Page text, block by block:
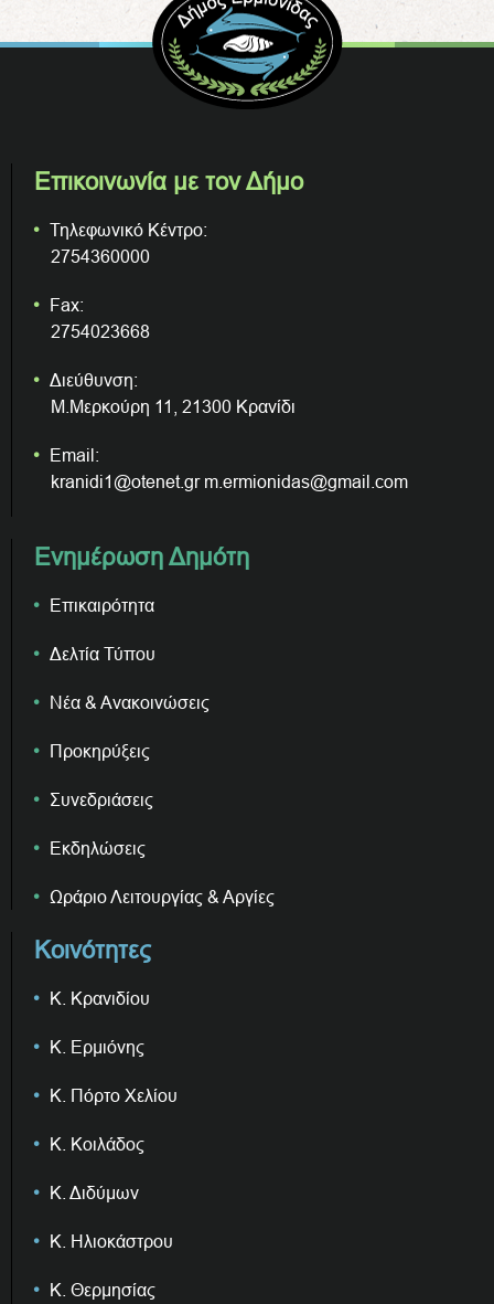
Επικοινωνία με τον Δήμο
Τηλεφωνικό Κέντρο:
2754360000
Fax:
2754023668
Διεύθυνση:
Μ.Μερκούρη 11, 21300 Κρανίδι
Email:
kranidi1@otenet.gr m.ermionidas@gmail.com
Ενημέρωση Δημότη
Επικαιρότητα
Δελτία Τύπου
Νέα & Ανακοινώσεις
Προκηρύξεις
Συνεδριάσεις
Εκδηλώσεις
Ωράριο Λειτουργίας & Αργίες
Κοινότητες
Κ. Κρανιδίου
Κ. Ερμιόνης
Κ. Πόρτο Χελίου
Κ. Κοιλάδος
Κ. Διδύμων
Κ. Ηλιοκάστρου
Κ. Θερμησίας